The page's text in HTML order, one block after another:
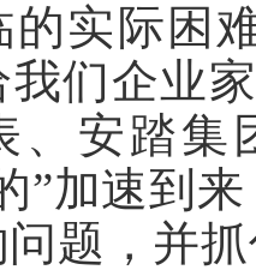
的实际困
们企业
、安踏
”加速到
题，并